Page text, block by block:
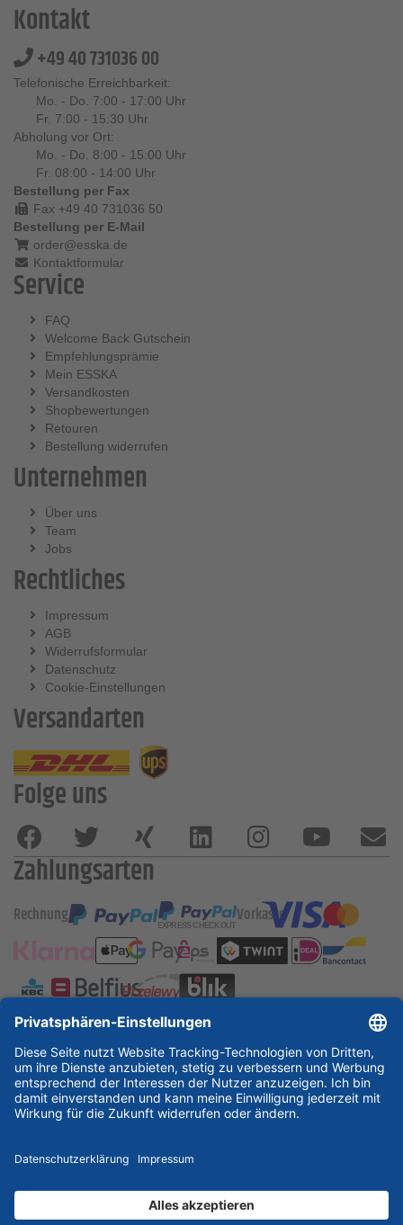
Kontakt
+49 40 731036 00
Telefonische Erreichbarkeit:
Mo. - Do. 7:00 - 17:00 Uhr
Fr. 7:00 - 15:30 Uhr
Abholung vor Ort:
Mo. - Do. 8:00 - 15:00 Uhr
Fr. 08:00 - 14:00 Uhr
Bestellung per Fax
Fax +49 40 731036 50
Bestellung per E-Mail
order@esska.de
Kontaktformular
Service
FAQ
Welcome Back Gutschein
Empfehlungsprämie
Mein ESSKA
Versandkosten
Shopbewertungen
Retouren
Bestellung widerrufen
Unternehmen
Über uns
Team
Jobs
Rechtliches
Impressum
AGB
Widerrufsformular
Datenschutz
Cookie-Einstellungen
Versandarten
Folge uns
Zahlungsarten
Rechnung Vorkasse
ESSKA International
new
new new